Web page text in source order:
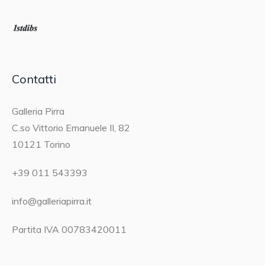
Contatti
Galleria Pirra
C.so Vittorio Emanuele II, 82
10121 Torino
+39 011 543393
info@galleriapirra.it
Partita IVA 00783420011